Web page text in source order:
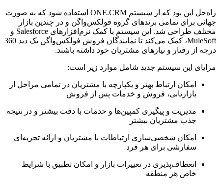
راه‌حل این بود که از سیستم ONE.CRM استفاده شود که به صورت
جهانی برای تمامی برندهای گروه فولکس‌واگن و در چندین بازار
مختلف طراحی شد. این سیستم با کمک نرم‌افزارهای Salesforce و
MuleSoft، کمک می‌کند تا نمایندگان فروش فولکس‌واگن یک دید 360
درجه از رفتار و نیازهای مشتریان خود داشته باشند.
مزایای این سیستم جدید شامل موارد زیر است:
امکان ارتباط بهتر و یکپارچه با مشتریان در تمامی مراحل از
بازاریابی، فروش و خدمات پس از فروش
مدیریت و پیگیری کمپین‌ها و خدمات با دقت بیشتر و در نتیجه
جذب مشتریان بیشتر
امکان شخصی‌سازی ارتباطات با مشتریان و ارائه تجربه‌ای
سفارشی برای هر فرد
انعطاف‌پذیری در تغییرات بازار و امکان تطبیق با شرایط
خاص هر منطقه